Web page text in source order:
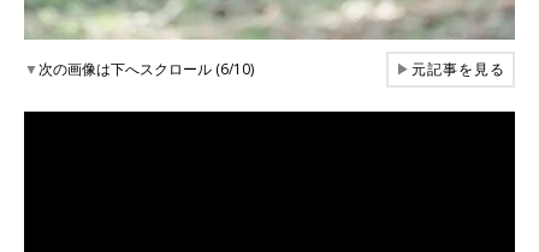
▼次の画像は下へスクロール (6/10) ▶元記事を見る